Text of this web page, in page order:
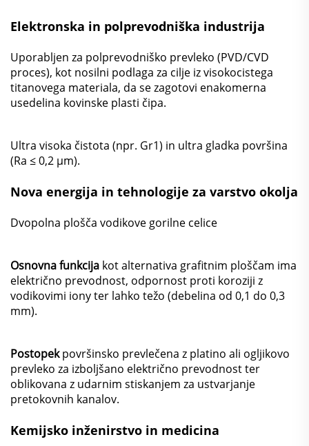
Elektronska in polprevodniška industrija
Uporabljen za polprevodniško prevleko (PVD/CVD
proces), kot nosilni podlaga za cilje iz visokocistega
titanovega materiala, da se zagotovi enakomerna
usedelina kovinske plasti čipa.
Ultra visoka čistota (npr. Gr1) in ultra gladka površina
(Ra ≤ 0,2 μm).
Nova energija in tehnologije za varstvo okolja
Dvopolna plošča vodikove gorilne celice
Osnovna funkcija kot alternativa grafitnim ploščam ima
električno prevodnost, odpornost proti koroziji z
vodikovimi iony ter lahko težo (debelina od 0,1 do 0,3
mm).
Postopekpovršinsko prevlečena z platino ali ogljikovo
prevleko za izboljšano električno prevodnost ter
oblikovana z udarnim stiskanjem za ustvarjanje
pretokovnih kanalov.
Kemijsko inženirstvo in medicina